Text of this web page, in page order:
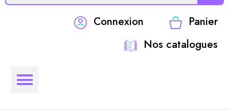
Connexion
Panier
Nos catalogues